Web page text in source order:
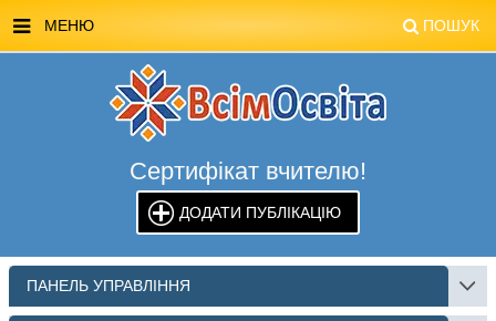
МЕНЮ ПОШУК
МАГАЗИН ВСІМОСВІТА
СТЕНДИ ВСІМОСВІТА
РЕКЛАМА НА САЙТІ
КОНТАКТИ
Сертифікат вчителю!
ДОДАТИ ПУБЛІКАЦІЮ
ПАНЕЛЬ УПРАВЛІННЯ